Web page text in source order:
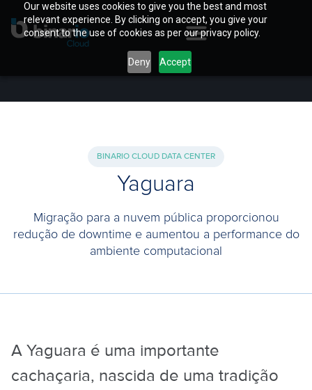
Our website uses cookies to give you the best and most
relevant experience. By clicking on accept, you give your
consent to the use of cookies as per our privacy policy.
Deny Accept
BINARIO CLOUD DATA CENTER
Yaguara
Migração para a nuvem pública proporcionou
redução de downtime e aumentou a performance do
ambiente computacional
A Yaguara é uma importante
cachaçaria, nascida de uma tradição